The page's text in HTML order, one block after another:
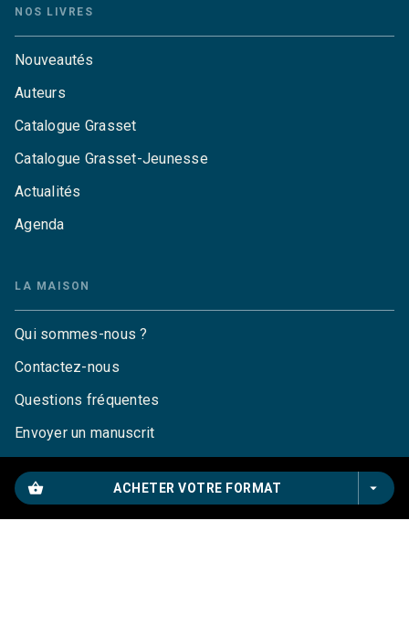
shopping_basket ACHETER VOTRE FORMAT arrow_drop_down
NOS LIVRES
Nouveautés
Auteurs
Catalogue Grasset
Catalogue Grasset-Jeunesse
Actualités
Agenda
LA MAISON
Qui sommes-nous ?
Contactez-nous
Questions fréquentes
Envoyer un manuscrit
Droits